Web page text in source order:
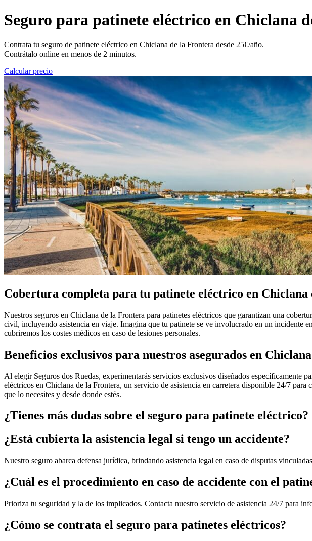
Seguro para patinete eléctrico en Chiclana
Contrata tu seguro de patinete eléctrico en Chiclana de la Frontera desde 25€/año.
Contrátalo online en menos de 2 minutos.
Calcular precio
Cobertura completa para tu patinete eléctrico en Chiclana
Nuestros seguros en Chiclana de la Frontera para patinetes eléctricos que garantizan una
civil, incluyendo asistencia en viaje. Imagina que tu patinete se ve involucrado en un incidente
cubriremos los costes médicos en caso de lesiones personales.
Beneficios exclusivos para nuestros asegurados en
Al elegir Seguros dos Ruedas, experimentarás servicios exclusivos diseñados específicamente
eléctricos en Chiclana de la Frontera, un servicio de asistencia en carretera disponible 24/7
que lo necesites y desde donde estés.
¿Tienes más dudas sobre el seguro para patinete eléctrico?
¿Está cubierta la asistencia legal si tengo un accidente?
Nuestro seguro abarca defensa jurídica, brindando asistencia legal en caso de disputas
¿Cuál es el procedimiento en caso de accidente con el
Prioriza tu seguridad y la de los implicados. Contacta nuestro servicio de asistencia 24/7 para
¿Cómo se contrata el seguro para patinetes eléctricos?